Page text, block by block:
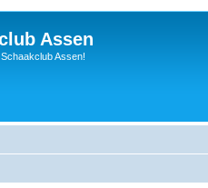
Assen
Assen!